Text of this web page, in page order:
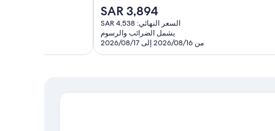
السعر
الحالي
هو
SAR
3,894
SAR 3,894
السعر النهائي: SAR 4,538
يشمل الضرائب والرسوم
من 2026/08/16 إلى 2026/08/17